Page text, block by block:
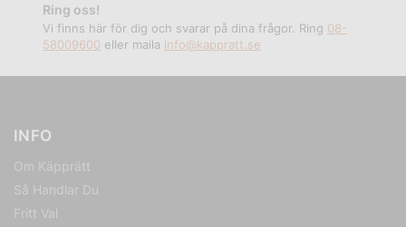
Ring oss!
Vi finns här för dig och svarar på dina frågor. Ring 08-
58009600 eller maila info@kappratt.se
INFO
Om Käpprätt
Så Handlar Du
Fritt Val